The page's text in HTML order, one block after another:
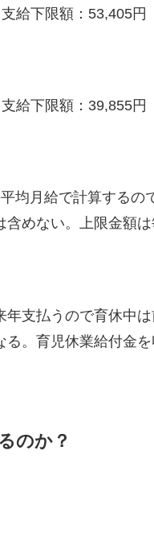
給下限額：53,405円
給下限額：39,855円
均月給で計算する
めない。上限金額
年支払うので育休中
。育児休業給付金
のか？